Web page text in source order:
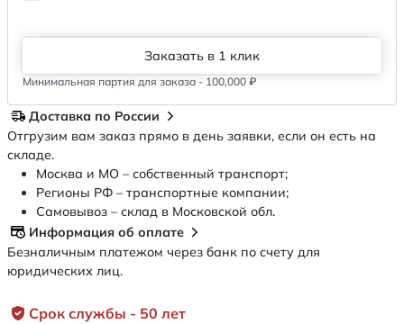
Срок службы - 50 лет
Заказать в 1 клик
Минимальная партия для заказа - 100,000 ₽
Доставка по России
Отгрузим вам заказ прямо в день заявки, если он есть на
складе.
Москва и МО – собственный транспорт;
Регионы РФ – транспортные компании;
Самовывоз – склад в Московской обл.
Информация об оплате
Безналичным платежом через банк по счету для
юридических лиц.